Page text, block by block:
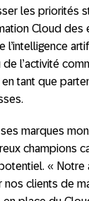
les priorités
Cloud des
l’intelligence
l’activité
tant que
marques
champions
« Notre
nos clients de